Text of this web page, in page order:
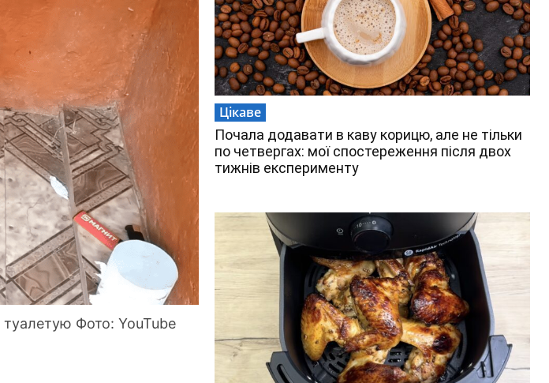
туалетую Фото: YouTube
Цікаве
Почала додавати в каву корицю, але не тільки
по четвергах: мої спостереження після двох
тижнів експерименту